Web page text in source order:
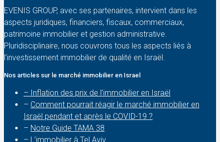
EVENIS GROUP, avec ses partenaires, intervient dans les
aspects juridiques, financiers, fiscaux, commerciaux,
patrimoine immobilier et gestion administrative.
Pluridisciplinaire, nous couvrons tous les aspects liés à
l’investissement immobilier de qualité en Israël.
Nos articles sur le marché immobilier en Israel
– Inflation des prix de l’immobilier en Israël
– Comment pourrait réagir le marché immobilier en
Israël pendant et après le COVID-19 ?
– Notre Guide TAMA 38
– L’immobilier à Tel Aviv